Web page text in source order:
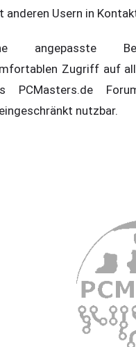
anderen Usern in
angepasste
Zugriff auf
PCMasters.de
nutzbar.